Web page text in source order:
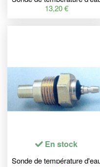
TOURMAX Honda
13,20 €
En stock
Sonde de température